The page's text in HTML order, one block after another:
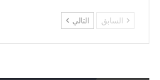
السابق التالي